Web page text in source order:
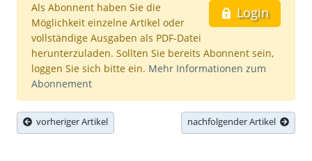
Login
Als Abonnent haben Sie die
Möglichkeit einzelne Artikel oder
vollständige Ausgaben als PDF-Datei
herunterzuladen. Sollten Sie bereits Abonnent sein,
loggen Sie sich bitte ein. Mehr Informationen zum
Abonnement
vorheriger Artikel nachfolgender Artikel